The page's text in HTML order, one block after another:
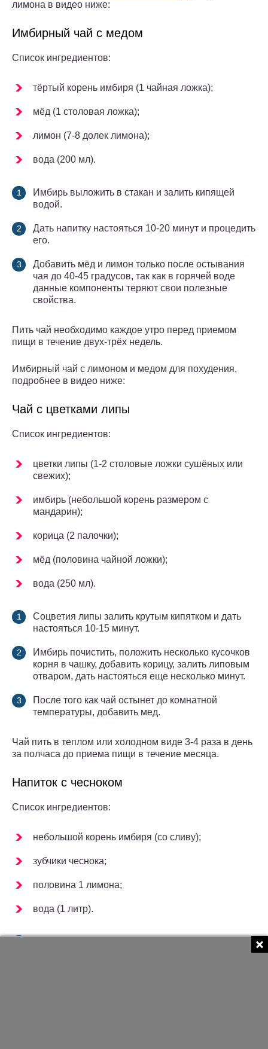
лимона в видео ниже:
Имбирный чай с медом
Список ингредиентов:
тёртый корень имбиря (1 чайная ложка);
мёд (1 столовая ложка);
лимон (7-8 долек лимона);
вода (200 мл).
Имбирь выложить в стакан и залить кипящей
водой.
Дать напитку настояться 10-20 минут и процедить
его.
Добавить мёд и лимон только после остывания
чая до 40-45 градусов, так как в горячей воде
данные компоненты теряют свои полезные
свойства.
Пить чай необходимо каждое утро перед приемом
пищи в течение двух-трёх недель.
Имбирный чай с лимоном и медом для похудения,
подробнее в видео ниже:
Чай с цветками липы
Список ингредиентов:
цветки липы (1-2 столовые ложки сушёных или
свежих);
имбирь (небольшой корень размером с
мандарин);
корица (2 палочки);
мёд (половина чайной ложки);
вода (250 мл).
Соцветия липы залить крутым кипятком и дать
настояться 10-15 минут.
Имбирь почистить, положить несколько кусочков
корня в чашку, добавить корицу, залить липовым
отваром, дать настояться еще несколько минут.
После того как чай остынет до комнатной
температуры, добавить мед.
Чай пить в теплом или холодном виде 3-4 раза в день
за полчаса до приема пищи в течение месяца.
Напиток с чесноком
Список ингредиентов:
небольшой корень имбиря (со сливу);
зубчики чеснока;
половина 1 лимона;
вода (1 литр).